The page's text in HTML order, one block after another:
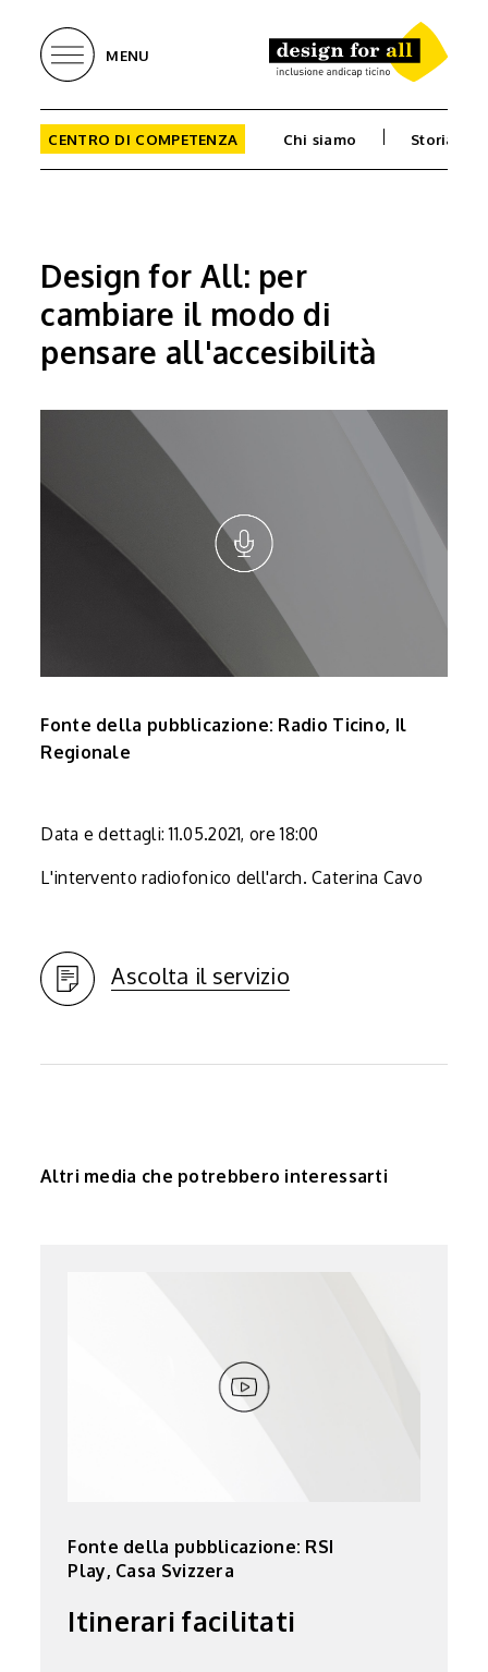
MENU
CENTRO DI COMPETENZA Chi siamo Storia
Design for All: per
cambiare il modo di
pensare all'accesibilità
Fonte della pubblicazione: Radio Ticino, Il
Regionale
Data e dettagli: 11.05.2021, ore 18:00
L'intervento radiofonico dell'arch. Caterina Cavo
Ascolta il servizio
Altri media che potrebbero interessarti
Fonte della pubblicazione: RSI
Play, Casa Svizzera
Itinerari facilitati